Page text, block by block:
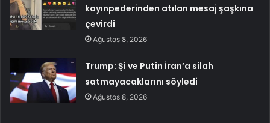
kayınpederinden atılan mesaj şaşkına
çevirdi
Ağustos 8, 2026
Trump: Şi ve Putin İran’a silah
satmayacaklarını söyledi
Ağustos 8, 2026